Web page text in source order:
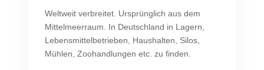
Weltweit verbreitet. Ursprünglich aus dem
Mittelmeerraum. In Deutschland in Lagern,
Lebensmittelbetrieben, Haushalten, Silos,
Mühlen, Zoohandlungen etc. zu finden.